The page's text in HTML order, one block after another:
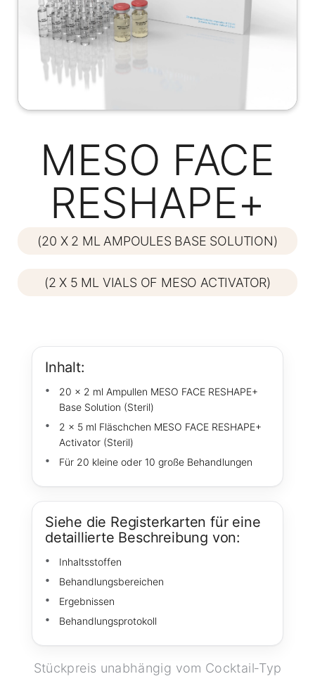
MESO FACE
RESHAPE+
(20 X 2 ML AMPOULES BASE SOLUTION)
(2 X 5 ML VIALS OF MESO ACTIVATOR)
Inhalt:
20 x 2 ml Ampullen MESO FACE RESHAPE+
Base Solution (Steril)
2 x 5 ml Fläschchen MESO FACE RESHAPE+
Activator (Steril)
Für 20 kleine oder 10 große Behandlungen
Siehe die Registerkarten für eine
detaillierte Beschreibung von:
Inhaltsstoffen
Behandlungsbereichen
Ergebnissen
Behandlungsprotokoll
Stückpreis unabhängig vom Cocktail‑Typ